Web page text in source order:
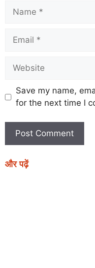
Save my name,
for the next time I
और पढ़ें